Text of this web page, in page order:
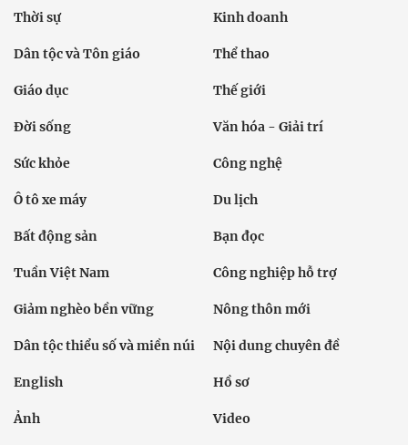
Thời sự Kinh doanh
Dân tộc và Tôn giáo Thể thao
Giáo dục Thế giới
Đời sống Văn hóa - Giải trí
Sức khỏe Công nghệ
Ô tô xe máy Du lịch
Bất động sản Bạn đọc
Tuần Việt Nam Công nghiệp hỗ trợ
Giảm nghèo bền vững Nông thôn mới
Dân tộc thiểu số và miền núi Nội dung chuyên đề
English Hồ sơ
Ảnh Video